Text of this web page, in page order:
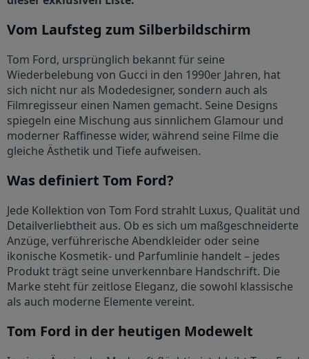
Vom Laufsteg zum Silberbildschirm
Tom Ford, ursprünglich bekannt für seine
Wiederbelebung von Gucci in den 1990er Jahren, hat
sich nicht nur als Modedesigner, sondern auch als
Filmregisseur einen Namen gemacht. Seine Designs
spiegeln eine Mischung aus sinnlichem Glamour und
moderner Raffinesse wider, während seine Filme die
gleiche Ästhetik und Tiefe aufweisen.
Was definiert Tom Ford?
Jede Kollektion von Tom Ford strahlt Luxus, Qualität und
Detailverliebtheit aus. Ob es sich um maßgeschneiderte
Anzüge, verführerische Abendkleider oder seine
ikonische Kosmetik- und Parfumlinie handelt – jedes
Produkt trägt seine unverkennbare Handschrift. Die
Marke steht für zeitlose Eleganz, die sowohl klassische
als auch moderne Elemente vereint.
Tom Ford in der heutigen Modewelt